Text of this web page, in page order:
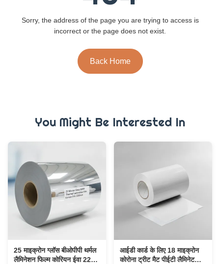
Sorry, the address of the page you are trying to access is
incorrect or the page does not exist.
Back Home
You Might Be Interested In
25 माइक्रोन ग्लॉस बीओपीपी थर्मल
लैमिनेशन फिल्म कोरियन ईवा 2200
आईडी कार्ड के लिए 18 माइक्रोन
कोरोना ट्रीट मैट पीईटी लैमिनेट